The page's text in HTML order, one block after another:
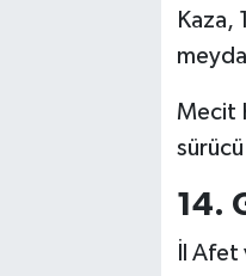
Kaza,
Mecit
14.
İl